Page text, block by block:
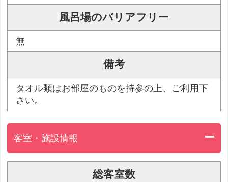
風呂場のバリアフリー
無
備考
タオル類はお部屋のものを持参の上、ご利用下
さい。
客室・施設情報
総客室数